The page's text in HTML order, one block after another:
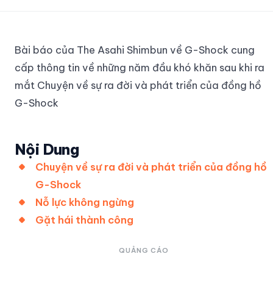
Bài báo của The Asahi Shimbun về G-Shock cung
cấp thông tin về những năm đầu khó khăn sau khi ra
mắt Chuyện về sự ra đời và phát triển của đồng hồ
G-Shock
Nội Dung
Chuyện về sự ra đời và phát triển của đồng hồ
G-Shock
Nỗ lực không ngừng
Gặt hái thành công
QUẢNG CÁO